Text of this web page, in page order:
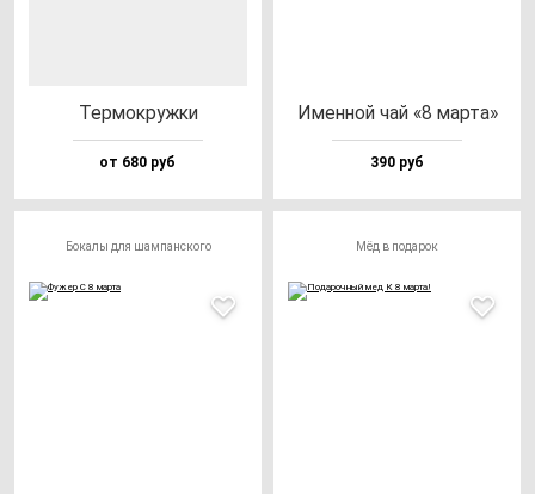
Тер­мок­руж­ки
от 680 руб
Имен­ной чай «8 мар­та»
390 руб
Бокалы для шампанского Мёд в подарок